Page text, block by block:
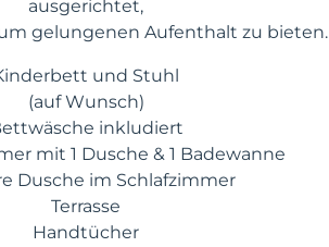
ausgerichtet,
gelungenen Aufenthalt zu bieten.
und Stuhl
(auf Wunsch)
inkludiert
mit 1 Dusche & 1 Badewanne
Dusche im Schlafzimmer
Terrasse
Handtücher